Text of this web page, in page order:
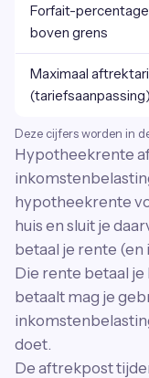
Forfait-percentage
boven grens
Maximaal
(tariefsaanpassing)
Deze cijfers worden in
Hypotheekrente
hypotheekrente
huis en sluit je
betaal je rente (en
Die rente betaal je
betaalt mag je
doet.
De aftrekpost